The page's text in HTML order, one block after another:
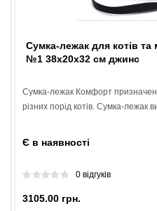
Сумка-лежак для котів
№1 38х20х32 см джинс
Сумка-лежак Комфорт
різних порід котів. Сумка-лежак
Є в наявності
0 відгуків
3105.00 грн.